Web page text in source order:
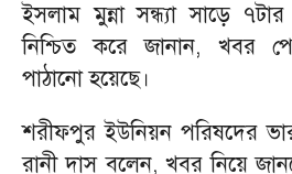
ইসলাম মুন্না সন্ধ্যা সাড়ে
নিশ্চিত করে জানান, খবর
পাঠানো হয়েছে।
শরীফপুর ইউনিয়ন পরিষদের
রানী দাস বলেন, খবর নিয়ে